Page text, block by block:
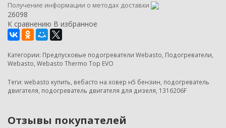
Получение информации о методах доставки
26098
К сравнению В избранное
Категории: Предпусковые подогреватели Webasto, Подогреватели,
Webasto, Webasto Thermo Top EVO
Теги: webasto купить, вебасто на ховер н5 бензин, подогреватель
двигателя, подогреватель двигателя для дизеля, 1316206F
Отзывы покупателей